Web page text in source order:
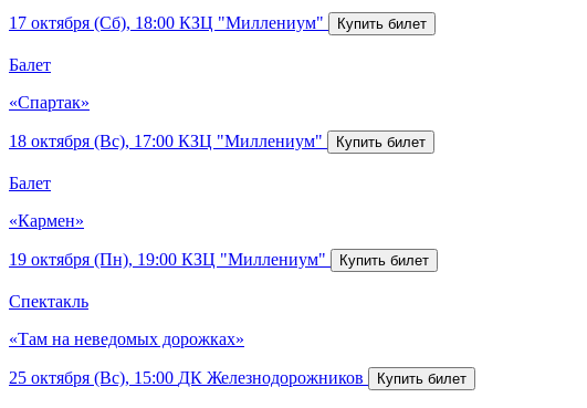
17 октября (Сб), 18:00 КЗЦ "Миллениум"
Балет
«Спартак»
18 октября (Вс), 17:00 КЗЦ "Миллениум"
Балет
«Кармен»
19 октября (Пн), 19:00 КЗЦ "Миллениум"
Спектакль
«Там на неведомых дорожках»
25 октября (Вс), 15:00 ДК Железнодорожников